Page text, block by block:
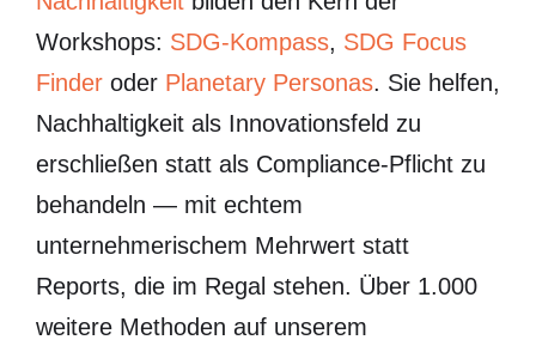
Workshops: SDG-Kompass, SDG Focus
Finder oder Planetary Personas. Sie helfen,
Nachhaltigkeit als Innovationsfeld zu
erschließen statt als Compliance-Pflicht zu
behandeln — mit echtem
unternehmerischem Mehrwert statt
Reports, die im Regal stehen. Über 1.000
weitere Methoden auf unserem